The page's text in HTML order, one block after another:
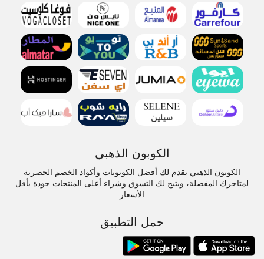
الكوبون الذهبي
الكوبون الذهبي يقدم لك أفضل الكوبونات وأكواد الخصم الحصرية
لمتاجرك المفضلة، ويتيح لك التسوق وشراء أعلى المنتجات جودة بأقل
الأسعار
حمل التطبيق